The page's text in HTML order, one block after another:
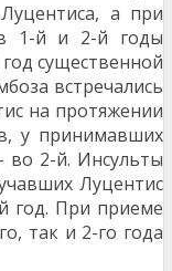
а при
1-й и 2-й годы
существенной
встречались
на протяжении
у принимавших
во 2-й. Инсульты
Луцентис
год. При приеме
так и 2-го года